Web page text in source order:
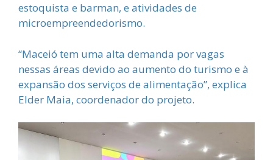
estoquista e barman, e atividades de
microempreendedorismo.
“Maceió tem uma alta demanda por vagas
nessas áreas devido ao aumento do turismo e à
expansão dos serviços de alimentação”, explica
Elder Maia, coordenador do projeto.